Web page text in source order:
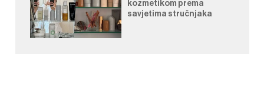
kozmetikom prema
savjetima stručnjaka